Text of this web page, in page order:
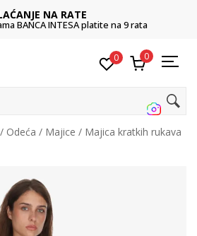
NA RATE
BANCA INTESA platite na 9 rata
0 0
Odeća Majice
Majica kratkih rukava